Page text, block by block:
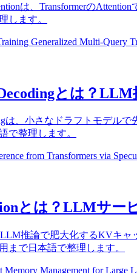
は、Transformerの
します。
Generalized Multi-Query
とは？
は、小さなドラフトモデル
で整理します。
from Transformers via
とは？LLMサー
LLM推論で肥大化するKVキ
まで日本語で整理します。
Management for Large